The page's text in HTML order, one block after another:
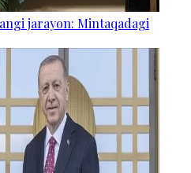
jarayon: Mintaqadagi